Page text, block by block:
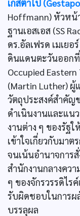
เกสตาโป
Hoffmann) หัวหน้
ฐานเอสเอส (SS
ดร.อัลเฟรด เมเย
ดินแดนตะวันออกที่
Occupied
(Martin Luther) ผู้
วัตถุประสงค์สำคัญ
ดำเนินงานและแน
งานต่าง ๆ ของรัฐ
เข้าใจเกี่ยวกับมา
จนเน้นอำนาจการ
สำนักงานกลางคว
ๆ ของจักรวรรดิไ
รับผิดชอบในการผ
บรรลุผล